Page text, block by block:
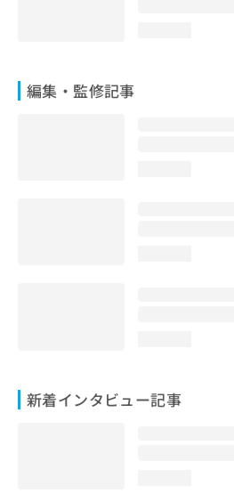
編集・監修記事
新着インタビュー記事